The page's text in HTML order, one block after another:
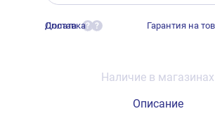
Оплата ?
Доставка ? Гарантия на
Наличие в магазинах
Описание